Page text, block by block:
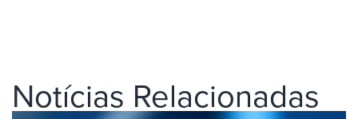
Notícias Relacionadas